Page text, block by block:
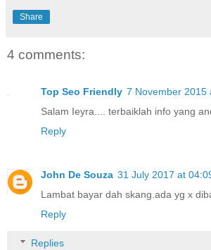
Share
4 comments:
Top Seo Friendly 7 November 2015
Salam Ieyra.... terbaiklah info yang
Reply
John De Souza 31 July 2017 at
Lambat bayar dah skang.ada yg x
Reply
Replies